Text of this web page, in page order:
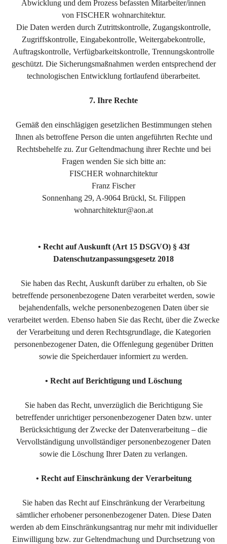
Abwicklung und dem Prozess befassten Mitarbeiter/innen
von FISCHER wohnarchitektur.
Die Daten werden durch Zutrittskontrolle, Zugangskontrolle,
Zugriffskontrolle, Eingabekontrolle, Weitergabekontrolle,
Auftragskontrolle, Verfügbarkeitskontrolle, Trennungskontrolle
geschützt. Die Sicherungsmaßnahmen werden entsprechend der
technologischen Entwicklung fortlaufend überarbeitet.
7. Ihre Rechte
Gemäß den einschlägigen gesetzlichen Bestimmungen stehen
Ihnen als betroffene Person die unten angeführten Rechte und
Rechtsbehelfe zu. Zur Geltendmachung ihrer Rechte und bei
Fragen wenden Sie sich bitte an:
FISCHER wohnarchitektur
Franz Fischer
Sonnenhang 29, A-9064 Brückl, St. Filippen
wohnarchitektur@aon.at
• Recht auf Auskunft (Art 15 DSGVO) § 43f
Datenschutzanpassungsgesetz 2018
Sie haben das Recht, Auskunft darüber zu erhalten, ob Sie
betreffende personenbezogene Daten verarbeitet werden, sowie
bejahendenfalls, welche personenbezogenen Daten über sie
verarbeitet werden. Ebenso haben Sie das Recht, über die Zwecke
der Verarbeitung und deren Rechtsgrundlage, die Kategorien
personenbezogener Daten, die Offenlegung gegenüber Dritten
sowie die Speicherdauer informiert zu werden.
• Recht auf Berichtigung und Löschung
Sie haben das Recht, unverzüglich die Berichtigung Sie
betreffender unrichtiger personenbezogener Daten bzw. unter
Berücksichtigung der Zwecke der Datenverarbeitung – die
Vervollständigung unvollständiger personenbezogener Daten
sowie die Löschung Ihrer Daten zu verlangen.
• Recht auf Einschränkung der Verarbeitung
Sie haben das Recht auf Einschränkung der Verarbeitung
sämtlicher erhobener personenbezogener Daten. Diese Daten
werden ab dem Einschränkungsantrag nur mehr mit individueller
Einwilligung bzw. zur Geltendmachung und Durchsetzung von